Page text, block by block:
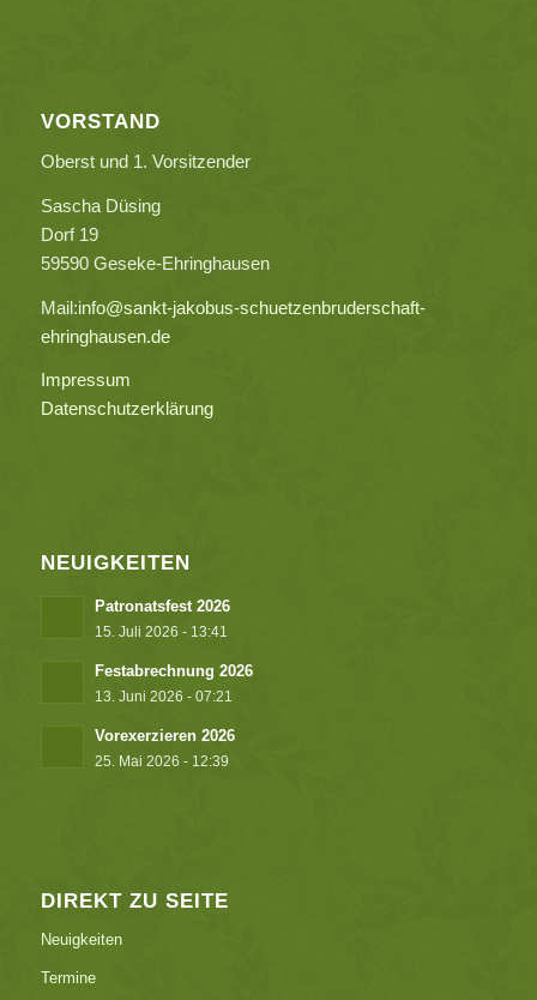
VORSTAND
Oberst und 1. Vorsitzender
Sascha Düsing
Dorf 19
59590 Geseke-Ehringhausen
Mail:info@sankt-jakobus-schuetzenbruderschaft-
ehringhausen.de
Impressum
Datenschutzerklärung
NEUIGKEITEN
Patronatsfest 2026
15. Juli 2026 - 13:41
Festabrechnung 2026
13. Juni 2026 - 07:21
Vorexerzieren 2026
25. Mai 2026 - 12:39
DIREKT ZU SEITE
Neuigkeiten
Termine